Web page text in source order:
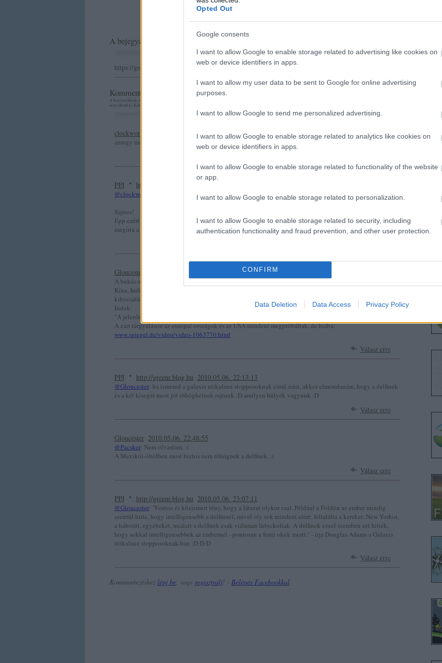
Opted Out
Google consents
I want to allow Google to enable storage related to advertising like cookies on
web or device identifiers in apps.
I want to allow my user data to be sent to Google for online advertising
purposes.
I want to allow Google to send me personalized advertising.
I want to allow Google to enable storage related to analytics like cookies on
web or device identifiers in apps.
I want to allow Google to enable storage related to functionality of the website
or app.
I want to allow Google to enable storage related to personalization.
I want to allow Google to enable storage related to security, including
authentication functionality and fraud prevention, and other user protection.
CONFIRM
Data Deletion Data Access Privacy Policy
A bejegyzés trackback címe:
https://greenr.blog.hu/api/trackback/id/1555486
Kommentek:
A hozzászólások a
nem ellenőrzi. Kifogás esetén forduljon a blog szerkesztőjéhez. Részletek a
clockworkorange 2009.11.27. 11:14:56
amugy mar azon sem kell meglepodnunk ha bevalna ez a joslat.
PPJ · http://greenr.blog.hu
@clockworkorange
Sajnos!
Épp ezért hagytam el minden olyat a hírből, hogy ez egy álhír. Szerintem a Greenpeace és a Metropol
megírta a jövőt!
Gloucester
A bukás oka:
Kína, India, Brazília és Dél Afrika titokban összeült és megegyeztek abban, hogy nem csökkentik a CO2
kibocsátást.
Indok:
"A jelenlegi CO2 80 százalékát a nyugati országok küldték a levegőbe."
A zárt tárgyaláson az európai országok és az USA mindent megpróbáltak, de hiába:
www.spiegel.de/video/video-1063770.html
Válasz erre
PPJ · http://greenr.blog.hu 2010.05.06. 22:13:13
@Gloucester: ha ismered a galaxis utikalauz stopposoknak című írást, akkor elmondanám, hogy a delfinek
és a két kisegér most jót röhöghetnek rajtunk :D amilyen hülyék vagyunk :D
Válasz erre
Gloucester 2010.05.06. 22:48:55
@Pacsker: Nem olvastam. :(
A Mexikói-öbölben most biztos nem röhögnek a delfinek. :(
Válasz erre
PPJ · http://greenr.blog.hu 2010.05.06. 23:07:11
@Gloucester: "Fontos és közismert tény, hogy a látszat olykor csal. Például a Földön az ember mindig
szentül hitte, hogy intelligensebb a delfinnél, mivel oly sok mindent elért: feltalálta a kereket, New Yorkot,
a háborút, egyebeket, mialatt a delfinek csak vidáman lubickoltak. A delfinek ezzel szemben azt hitték,
hogy sokkal intelligensebbek az embernél - pontosan a fenti okok miatt." - írja Douglas Adams a Galaxis
útikalauz stopposoknak-ban :D:D:D
Válasz erre
Kommentezéshez lépj be, vagy regisztrálj! ‐ Belépés Facebookkal